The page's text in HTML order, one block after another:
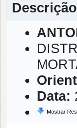
Descrição
Data:
Mostrar